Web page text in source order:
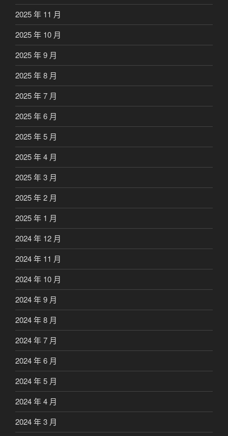
2025 年 11 月
2025 年 10 月
2025 年 9 月
2025 年 8 月
2025 年 7 月
2025 年 6 月
2025 年 5 月
2025 年 4 月
2025 年 3 月
2025 年 2 月
2025 年 1 月
2024 年 12 月
2024 年 11 月
2024 年 10 月
2024 年 9 月
2024 年 8 月
2024 年 7 月
2024 年 6 月
2024 年 5 月
2024 年 4 月
2024 年 3 月